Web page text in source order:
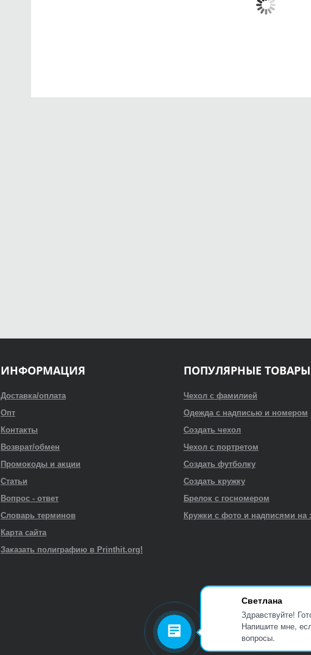
Светлана
Здравствуйте!
Напишите мне,
вопросы.
ИНФОРМАЦИЯ
Доставка/оплата
Опт
Контакты
Возврат/обмен
Промокоды и акции
Статьи
Вопрос - ответ
Словарь терминов
Карта сайта
Заказать полиграфию в Printhit.org!
ПОПУЛЯРНЫЕ ТОВАРЫ
Чехол с фамилией
Одежда с надписью и номером
Создать чехол
Чехол с портретом
Создать футболку
Создать кружку
Брелок с госномером
Кружки с фото и надписями на